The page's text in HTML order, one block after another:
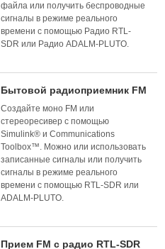
файла или получить беспроводные
сигналы в режиме реального
времени с помощью Радио RTL-
SDR или Радио ADALM-PLUTO.
Бытовой радиоприемник FM
Создайте моно FM или
стереоресивер с помощью
Simulink® и Communications
Toolbox™. Можно или использовать
записанные сигналы или получить
сигналы в режиме реального
времени с помощью RTL-SDR или
ADALM-PLUTO.
Прием FM с радио RTL-SDR